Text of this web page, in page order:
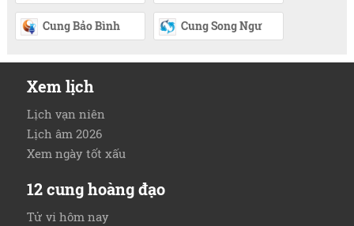
Cung Bảo Bình Cung Song Ngư
Xem lịch
Lịch vạn niên
Lịch âm 2026
Xem ngày tốt xấu
12 cung hoàng đạo
Tử vi hôm nay